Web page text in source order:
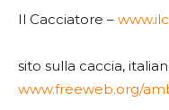
Il Cacciatore –
sito sulla caccia,
www.freeweb.org/